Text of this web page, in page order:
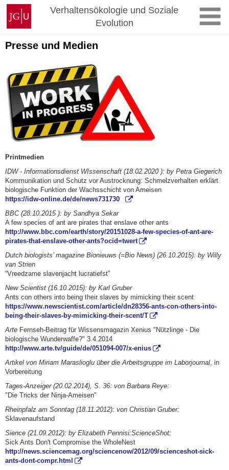
Zum
Inhalt
springen
Johannes
Gutenberg-
Universität
Mainz
Verhaltensökologie und Soziale
Evolution
Presse und Medien
Printmedien
IDW - Informationsdienst WIssenschaft (18.02.2020 ): by Petra Giegerich
Kommunikation und Schutz vor Austrocknung: Schmelzverhalten erklärt
biologische Funktion der Wachsschicht von Ameisen
https://idw-online.de/de/news731730
BBC (28.10.2015 ): by Sandhya Sekar
A few species of ant are pirates that enslave other ants
http://www.bbc.com/earth/story/20151028-a-few-species-of-ant-are-
pirates-that-enslave-other-ants?ocid=twert
Dutch biologists’ magazine Bionieuws (=Bio News) (26.10.2015): by Willy
van Strien
“Vreedzame slavenjacht lucratiefst”
New Scientist (16.10.2015): by Karl Gruber
Ants con others into being their slaves by mimicking their scent
https://www.newscientist.com/article/dn28356-ants-con-others-into-
being-their-slaves-by-mimicking-their-scent/T
Arte Fernseh-Beitrag für Wissensmagazin Xenius "Nützlinge - Die
biologische Wunderwaffe?" 3.4.2014
http://www.arte.tv/guide/de/051094-007/x-enius
Artikel von Miriam Maraslioglu über die Arbeitsgruppe im Laborjournal , in
Vorbereitung
Tages-Anzeiger (20.02.2014), S. 36: von Barbara Reye:
"Die Tricks der Ninja-Ameisen"
Rheinpfalz am Sonntag (18.11.2012): von Christian Gruber:
Sklavenaufstand
Sience (21.09.2012): by Elizabeth Pennisi:ScienceShot:
Sick Ants Don't Compromise the WholeNest
http://news.sciencemag.org/sciencenow/2012/09/scienceshot-sick-
ants-dont-compr.html